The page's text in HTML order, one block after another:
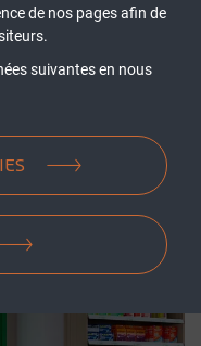
de nos pages afin de
suivantes en nous
intérêt légitime :
du contenu,